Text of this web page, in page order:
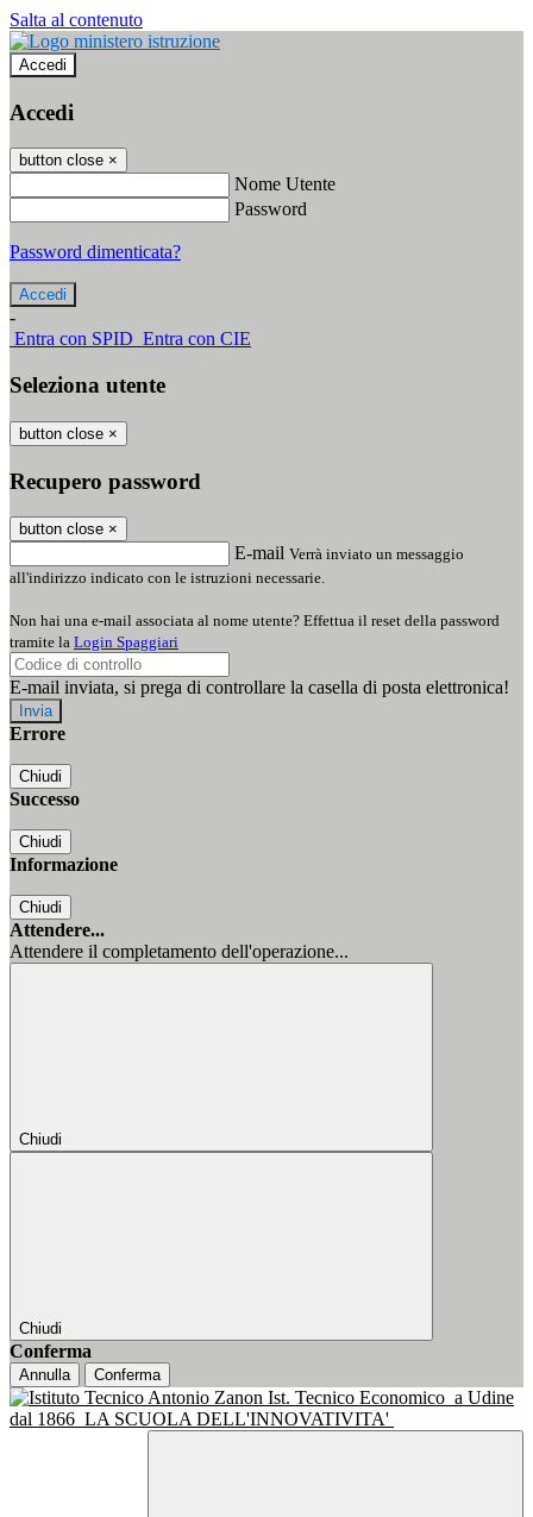
Salta al contenuto
Accedi
Accedi
button close ×
Nome Utente
Password
Password dimenticata?
-
Entra con SPID Entra con CIE
Seleziona utente
button close ×
Recupero password
button close ×
E-mail Verrà inviato un messaggio
all'indirizzo indicato con le istruzioni necessarie.
Non hai una e-mail associata al nome utente? Effettua il reset della password
tramite la Login Spaggiari
E-mail inviata, si prega di controllare la casella di posta elettronica!
Errore
Chiudi
Successo
Chiudi
Informazione
Chiudi
Attendere...
Attendere il completamento dell'operazione...
Chiudi
Chiudi
Conferma
Annulla Conferma
Ist. Tecnico Economico a Udine
dal 1866 LA SCUOLA DELL'INNOVATIVITA'